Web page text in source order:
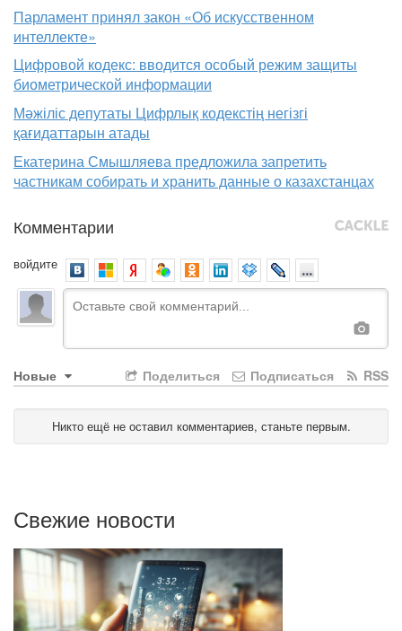
Парламент принял закон «Об искусственном
интеллекте»
Цифровой кодекс: вводится особый режим защиты
биометрической информации
Мәжіліс депутаты Цифрлық кодекстің негізгі
қағидаттарын атады
Екатерина Смышляева предложила запретить
частникам собирать и хранить данные о казахстанцах
Комментарии
войдите
Новые RSS
Подписаться
Поделиться
Никто ещё не оставил комментариев, станьте первым.
Свежие новости